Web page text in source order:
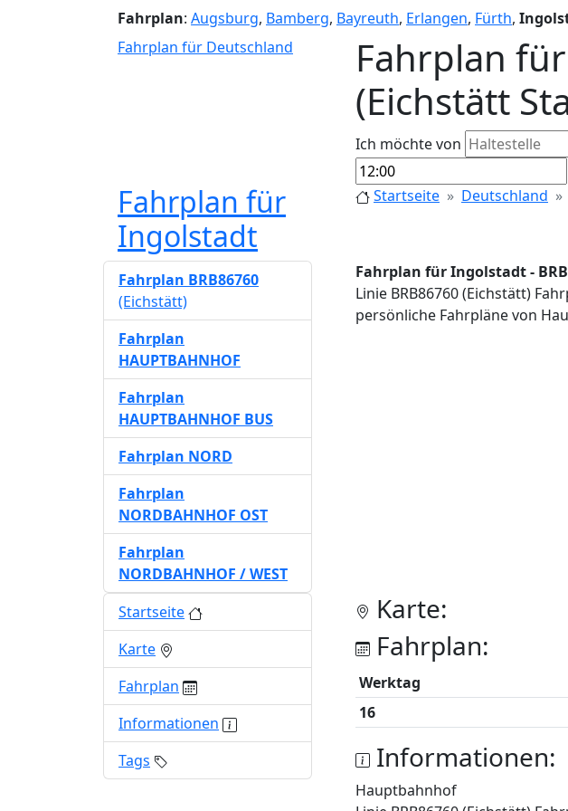
Fahrplan: Augsburg, Bamberg, Bayreuth, Erlangen, Fürth,
Fahrplan für Deutschland
Fahrplan
(Eichstätt
Ich möchte von
Fahrplan für
Ingolstadt
Startseite Deutschland
Fahrplan für Ingolstadt -
Linie BRB86760 (Eichstätt)
persönliche Fahrpläne von
Karte:
Fahrplan:
Werktag
16
Informationen:
Hauptbahnhof
Fahrplan BRB86760
(Eichstätt)
Fahrplan
HAUPTBAHNHOF
Fahrplan
HAUPTBAHNHOF BUS
Fahrplan NORD
Fahrplan
NORDBAHNHOF OST
Fahrplan
NORDBAHNHOF / WEST
Startseite
Karte
Fahrplan
Informationen
Tags